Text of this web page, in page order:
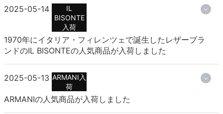
2025-05-14
IL
BISONTE
入荷
1970年にイタリア・フィレンツェで誕生したレザーブラ
ンドのIL BISONTEの人気商品が入荷しました
2025-05-13 ARMANI入
荷
ARMANIの人気商品が入荷しました